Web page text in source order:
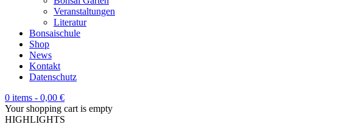
Veranstaltungen
Literatur
Bonsaischule
Shop
News
Kontakt
Datenschutz
0 items - 0,00 €
Your shopping cart is empty
HIGHLIGHTS